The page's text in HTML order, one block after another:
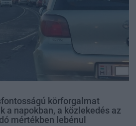
körforgalmat
a napokban, a közlekedés az
mértékben lebénul